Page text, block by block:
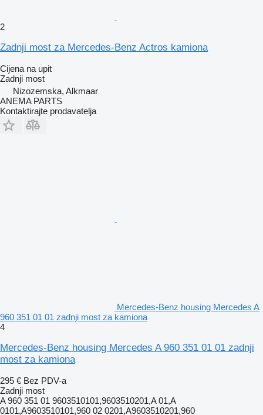
2
Zadnji most za Mercedes-Benz Actros kamiona
Cijena na upit
Zadnji most
Nizozemska, Alkmaar
ANEMA PARTS
Kontaktirajte prodavatelja
Mercedes-Benz housing Mercedes A
960 351 01 01 zadnji most za kamiona
4
Mercedes-Benz housing Mercedes A 960 351 01 01 zadnji
most za kamiona
295 € Bez PDV-a
Zadnji most
A 960 351 01 9603510101,9603510201,A 01,A
0101,A9603510101,960 02 0201,A9603510201,960